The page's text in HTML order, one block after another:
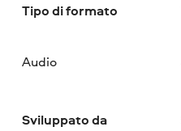
Tipo di formato
Audio
Sviluppato da